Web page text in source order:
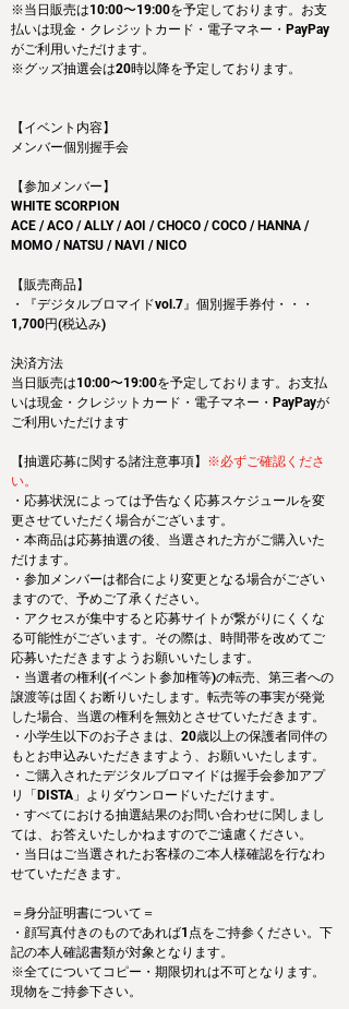
※当日販売は10:00〜19:00を予定しております。お支
払いは現金・クレジットカード・電子マネー・PayPay
がご利用いただけます。
※グッズ抽選会は20時以降を予定しております。
【イベント内容】
メンバー個別握手会
【参加メンバー】
WHITE SCORPION
ACE / ACO / ALLY / AOI / CHOCO / COCO / HANNA /
MOMO / NATSU / NAVI / NICO
【販売商品】
・『デジタルブロマイドvol.7』個別握手券付・・・
1,700円(税込み)
決済方法
当日販売は10:00〜19:00を予定しております。お支払
いは現金・クレジットカード・電子マネー・PayPayが
ご利用いただけます
【抽選応募に関する諸注意事項】 ※必ずご確認くださ
い。
・応募状況によっては予告なく応募スケジュールを変
更させていただく場合がございます。
・本商品は応募抽選の後、当選された方がご購入いた
だけます。
・参加メンバーは都合により変更となる場合がござい
ますので、予めご了承ください。
・アクセスが集中すると応募サイトが繋がりにくくな
る可能性がございます。その際は、時間帯を改めてご
応募いただきますようお願いいたします。
・当選者の権利(イベント参加権等)の転売、第三者への
譲渡等は固くお断りいたします。転売等の事実が発覚
した場合、当選の権利を無効とさせていただきます。
・小学生以下のお子さまは、20歳以上の保護者同伴の
もとお申込みいただきますよう、お願いいたします。
・ご購入されたデジタルブロマイドは握手会参加アプ
リ「DISTA」よりダウンロードいただけます。
・すべてにおける抽選結果のお問い合わせに関しまし
ては、お答えいたしかねますのでご遠慮ください。
・当日はご当選されたお客様のご本人様確認を行なわ
せていただきます。
＝身分証明書について＝
・顔写真付きのものであれば1点をご持参ください。下
記の本人確認書類が対象となります。
※全てについてコピー・期限切れは不可となります。
現物をご持参下さい。